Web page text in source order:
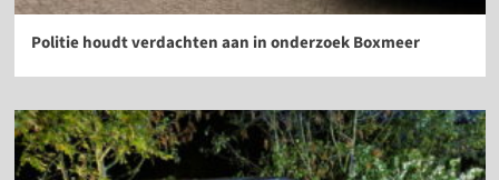
Politie houdt verdachten aan in onderzoek Boxmeer